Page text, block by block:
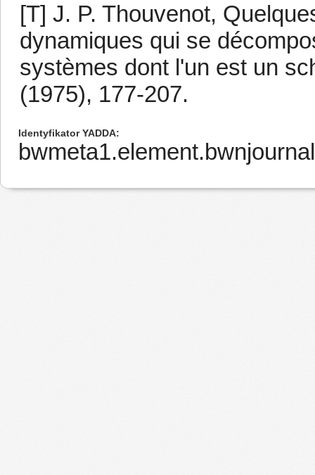
[T] J. P. Thouvenot,
dynamiques qui se
systèmes dont l'un est un
(1975), 177-207.
Identyfikator YADDA